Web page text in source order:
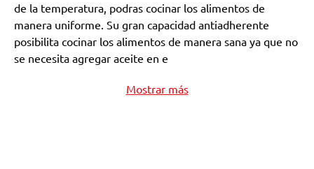
de la temperatura, podras cocinar los alimentos de
manera uniforme. Su gran capacidad antiadherente
posibilita cocinar los alimentos de manera sana ya que no
se necesita agregar aceite en e
Mostrar más